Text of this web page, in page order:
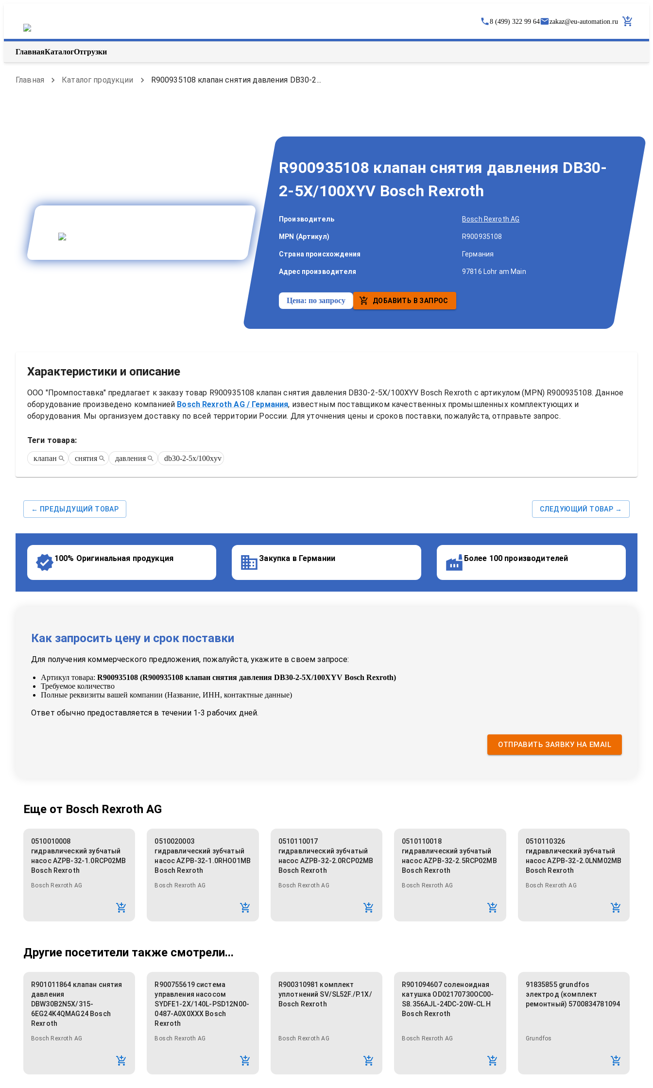
8 (499) 322 99 64 zakaz@eu-automation.ru
ГлавнаяКаталогОтгрузки
Главная Каталог продукции R900935108 клапан снятия давления DB30-2...
R900935108 клапан снятия давления DB30-
2-5X/100XYV Bosch Rexroth
Производитель Bosch Rexroth AG
MPN (Артикул) R900935108
Страна происхождения Германия
Адрес производителя 97816 Lohr am Main
Цена:по запросу ДОБАВИТЬ В ЗАПРОС
Характеристики и описание
ООО "Промпоставка" предлагает к заказу товар R900935108 клапан снятия давления DB30-2-5X/100XYV Bosch Rexroth с артикулом (MPN) R900935108. Данное
оборудование произведено компанией Bosch Rexroth AG / Германия, известным поставщиком качественных промышленных комплектующих и
оборудования. Мы организуем доставку по всей территории России. Для уточнения цены и сроков поставки, пожалуйста, отправьте запрос.
Теги товара:
клапан снятия давления db30-2-5x/100xyv
← ПРЕДЫДУЩИЙ ТОВАР СЛЕДУЮЩИЙ ТОВАР →
100% Оригинальная продукция Закупка в Германии Более 100 производителей
Как запросить цену и срок поставки
Для получения коммерческого предложения, пожалуйста, укажите в своем запросе:
Артикул товара: R900935108 (R900935108 клапан снятия давления DB30-2-5X/100XYV Bosch Rexroth)
Требуемое количество
Полные реквизиты вашей компании (Название, ИНН, контактные данные)
Ответ обычно предоставляется в течении 1-3 рабочих дней.
ОТПРАВИТЬ ЗАЯВКУ НА EMAIL
Еще от Bosch Rexroth AG
0510010008
гидравлический зубчатый
насос AZPB-32-1.0RCP02MB
Bosch Rexroth
Bosch Rexroth AG
0510020003
гидравлический зубчатый
насос AZPB-32-1.0RHO01MB
Bosch Rexroth
Bosch Rexroth AG
0510110017
гидравлический зубчатый
насос AZPB-32-2.0RCP02MB
Bosch Rexroth
Bosch Rexroth AG
0510110018
гидравлический зубчатый
насос AZPB-32-2.5RCP02MB
Bosch Rexroth
Bosch Rexroth AG
0510110326
гидравлический зубчатый
насос AZPB-32-2.0LNM02MB
Bosch Rexroth
Bosch Rexroth AG
Другие посетители также смотрели...
R901011864 клапан снятия
давления
DBW30B2N5X/315-
6EG24K4QMAG24 Bosch
Rexroth
Bosch Rexroth AG
R900755619 система
управления насосом
SYDFE1-2X/140L-PSD12N00-
0487-A0X0XXX Bosch
Rexroth
Bosch Rexroth AG
R900310981 комплект
уплотнений SV/SL52F./P.1X/
Bosch Rexroth
Bosch Rexroth AG
R901094607 соленоидная
катушка OD02170730OC00-
S8.356AJL-24DC-20W-CL.H
Bosch Rexroth
Bosch Rexroth AG
91835855 grundfos
электрод (комплект
ремонтный) 5700834781094
Grundfos